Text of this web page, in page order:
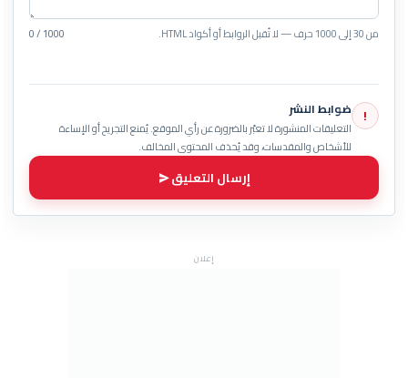
من 30 إلى 1000 حرف — لا تُقبل الروابط أو أكواد HTML. 0 / 1000
! ضوابط النشر
التعليقات المنشورة لا تعبّر بالضرورة عن رأي الموقع. يُمنع التجريح أو الإساءة
للأشخاص والمقدسات، وقد يُحذف المحتوى المخالف.
إرسال التعليق
إعلان